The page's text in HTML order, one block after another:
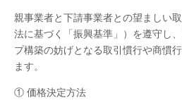
親事業者と下請事業者との望ましい
法に基づく「振興基準」）を遵守し
プ構築の妨げとなる取引慣行や商慣
ます。
① 価格決定方法